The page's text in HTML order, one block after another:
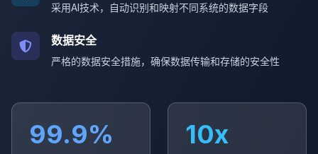
采用AI技术，自动识别和映射不同系统的数据字段
数据安全
严格的数据安全措施，确保数据传输和存储的安全性
99.9% 10x